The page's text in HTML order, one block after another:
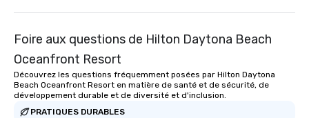
Foire aux questions de Hilton Daytona Beach
Oceanfront Resort
Découvrez les questions fréquemment posées par Hilton Daytona
Beach Oceanfront Resort en matière de santé et de sécurité, de
développement durable et de diversité et d'inclusion.
PRATIQUES DURABLES